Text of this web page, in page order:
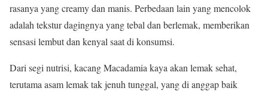
rasanya yang creamy dan manis. Perbedaan lain yang mencolok
adalah tekstur dagingnya yang tebal dan berlemak, memberikan
sensasi lembut dan kenyal saat di konsumsi.
Dari segi nutrisi, kacang Macadamia kaya akan lemak sehat,
terutama asam lemak tak jenuh tunggal, yang di anggap baik